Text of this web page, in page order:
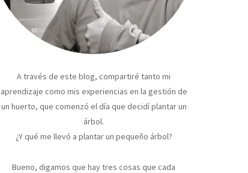
A través de este blog, compartiré tanto mi
aprendizaje como mis experiencias en la gestión de
un huerto, que comenzó el día que decidí plantar un
árbol.
¿Y qué me llevó a plantar un pequeño árbol?
Bueno, digamos que hay tres cosas que cada